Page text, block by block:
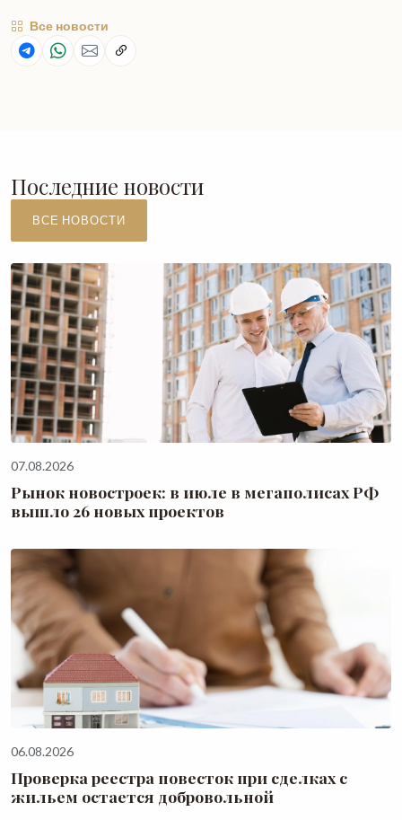
Все новости
Последние новости
ВСЕ НОВОСТИ
07.08.2026
Рынок новостроек: в июле в мегаполисах РФ
вышло 26 новых проектов
06.08.2026
Проверка реестра повесток при сделках с
жильем остается добровольной